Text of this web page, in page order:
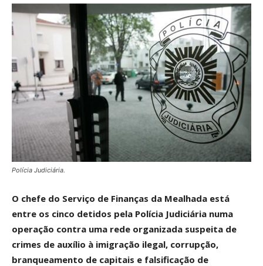
Polícia Judiciária.
O chefe do Serviço de Finanças da Mealhada está
entre os cinco detidos pela Polícia Judiciária numa
operação contra uma rede organizada suspeita de
crimes de auxílio à imigração ilegal, corrupção,
branqueamento de capitais e falsificação de